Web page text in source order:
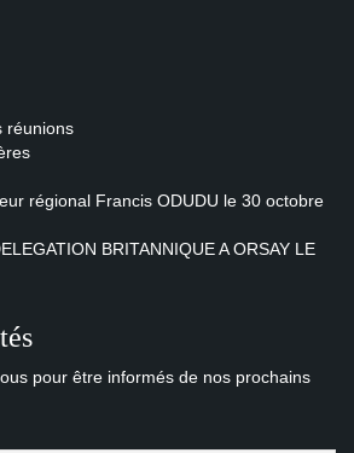
réunions
régional Francis ODUDU le 30 octobre
BRITANNIQUE A ORSAY LE
pour être informés de nos prochains